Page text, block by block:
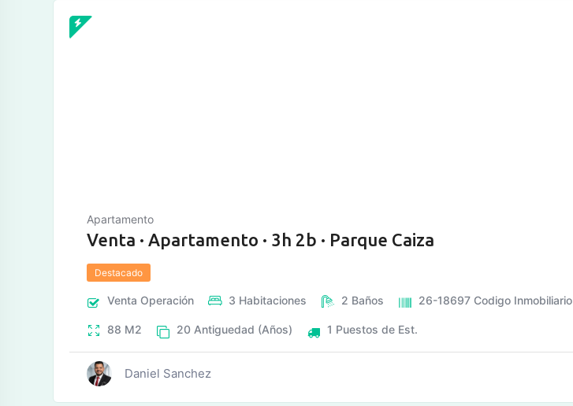
Apartamento
Venta · Apartamento · 3h 2b · Parque Caiza
Destacado
Venta Operación 3 Habitaciones 2 Baños 26-18697 Codigo Inmobiliario
88 M2 20 Antiguedad (Años) 1 Puestos de Est.
Daniel Sanchez